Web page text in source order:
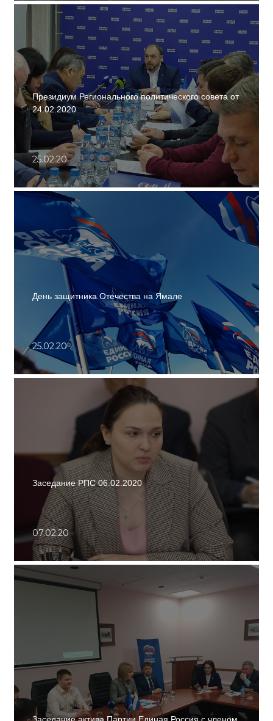
Президиум Регионального политического совета от
24.02.2020
25.02.20
День защитника Отечества на Ямале
25.02.20
Заседание РПС 06.02.2020
07.02.20